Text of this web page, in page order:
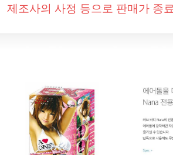
제조사의 사정 등으로 판매가 종